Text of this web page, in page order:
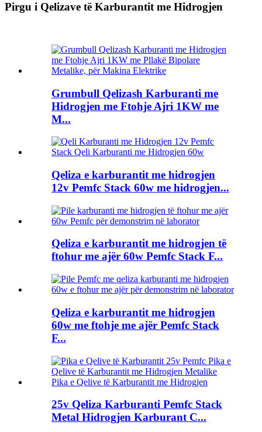
Pirgu i Qelizave të Karburantit me Hidrogjen
Grumbull Qelizash Karburanti me
Hidrogjen me Ftohje Ajri 1KW me
M...
Qeliza e karburantit me hidrogjen
12v Pemfc Stack 60w me hidrogjen...
Qeliza e karburantit me hidrogjen të
ftohur me ajër 60w Pemfc Stack F...
Qeliza e karburantit me hidrogjen
60w me ftohje me ajër Pemfc Stack
F...
25v Qeliza Karburanti Pemfc Stack
Metal Hidrogjen Karburant C...